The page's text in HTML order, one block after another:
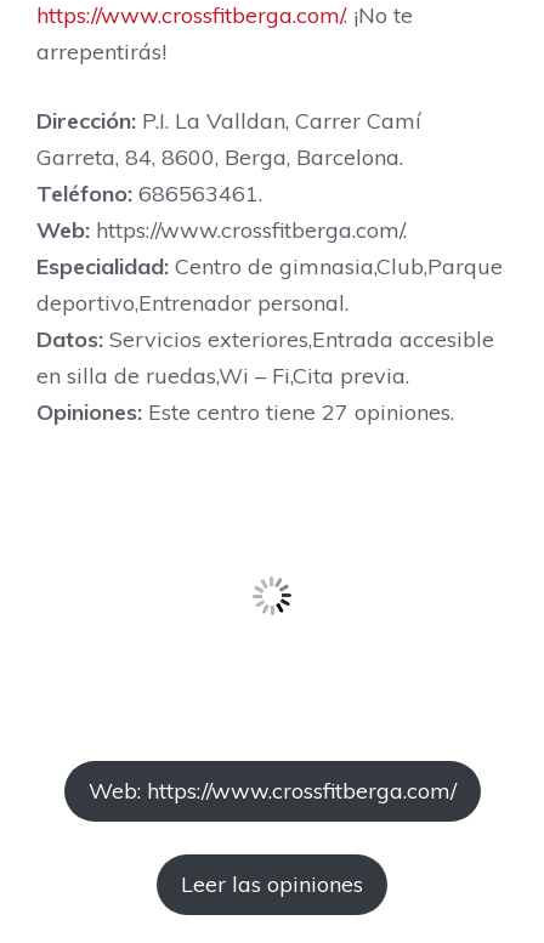
https://www.crossfitberga.com/. ¡No te
arrepentirás!
Dirección: P.I. La Valldan, Carrer Camí
Garreta, 84, 8600, Berga, Barcelona.
Teléfono: 686563461.
Web: https://www.crossfitberga.com/.
Especialidad: Centro de gimnasia,Club,Parque
deportivo,Entrenador personal.
Datos: Servicios exteriores,Entrada accesible
en silla de ruedas,Wi – Fi,Cita previa.
Opiniones: Este centro tiene 27 opiniones.
Web: https://www.crossfitberga.com/
Leer las opiniones